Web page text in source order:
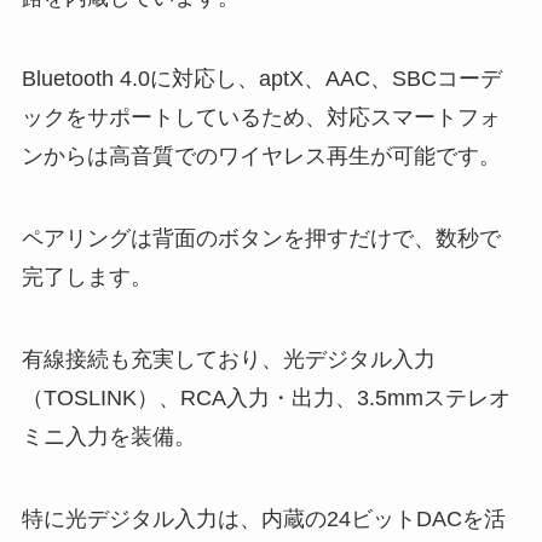
Bluetooth 4.0に対応し、aptX、AAC、SBCコーデ
ックをサポートしているため、対応スマートフォ
ンからは高音質でのワイヤレス再生が可能です。
ペアリングは背面のボタンを押すだけで、数秒で
完了します。
有線接続も充実しており、光デジタル入力
（TOSLINK）、RCA入力・出力、3.5mmステレオ
ミニ入力を装備。
特に光デジタル入力は、内蔵の24ビットDACを活